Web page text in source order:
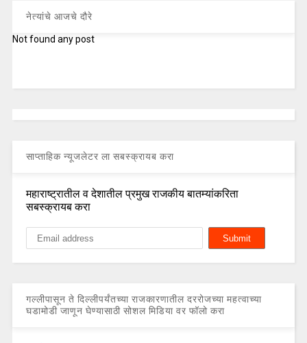
नेत्यांचे आजचे दौरे
Not found any post
साप्ताहिक न्यूजलेटर ला सबस्क्रायब करा
महाराष्ट्रातील व देशातील प्रमुख राजकीय बातम्यांकरिता
सबस्क्रायब करा
गल्लीपासून ते दिल्लीपर्यंतच्या राजकारणातील दररोजच्या महत्वाच्या
घडामोडी जाणून घेण्यासाठी सोशल मिडिया वर फॉलो करा